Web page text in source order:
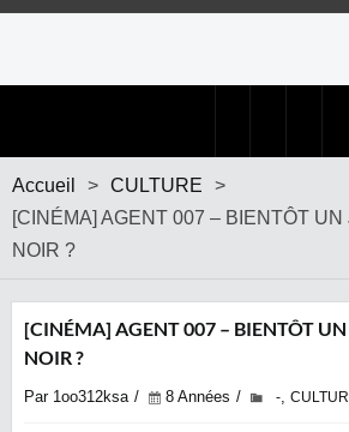
Accueil > CULTURE
>
[CINÉMA] AGENT 007 – BIENTÔT
NOIR ?
[CINÉMA] AGENT 007 – BIENTÔT
NOIR ?
Par 1oo312ksa 8 Années -,